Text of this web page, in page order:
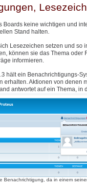
Boards keine wichtigen und
Stand halten.
Lesezeichen setzen und
können sie das Thema
informieren.
hält ein Benachrichtigungs-
erhalten. Aktionen von denen
antwortet auf ein Thema,
Benachrichtigung, da in einem